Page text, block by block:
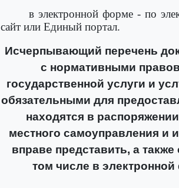
в электронной форме - по
сайт или Единый портал.
Исчерпывающий перечень
с нормативными
государственной услуги и
обязательными для
находятся в
местного самоуправления и
вправе представить, а
том числе в